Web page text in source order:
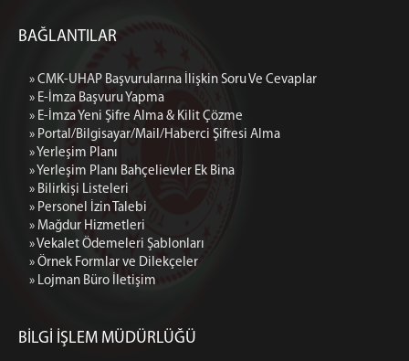
Hakim İşlemleri Bürosu
UYAP & Sınav İşlemleri Bürosu
Yetkilendirme İşlemleri Bürosu
Cezaevi İşlemleri Bürosu
Disiplin İşlemleri Bürosu
Staj İşlemleri Bürosu
BİLGİ İŞLEM MÜD.
Bilgi İşlem Müdürlüğü
VPN Kullanma Talimatı
Kurumsal E-Posta
BAĞLANTILAR
» CMK-UHAP Başvurularına İlişkin Soru Ve Cevaplar
» E-İmza Başvuru Yapma
» E-İmza Yeni Şifre Alma & Kilit Çözme
» Portal/Bilgisayar/Mail/Haberci Şifresi Alma
» Yerleşim Planı
» Yerleşim Planı Bahçelievler Ek Bina
» Bilirkişi Listeleri
» Personel İzin Talebi
» Mağdur Hizmetleri
» Vekalet Ödemeleri Şablonları
» Örnek Formlar ve Dilekçeler
» Lojman Büro İletişim
BİLGİ İŞLEM MÜDÜRLÜĞÜ